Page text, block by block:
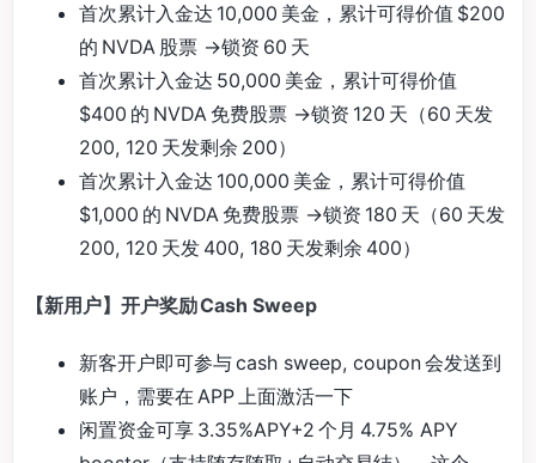
首次累计入金达 10,000 美金，累计可得价值 $200
的 NVDA 股票 ->锁资 60 天
首次累计入金达 50,000 美金，累计可得价值
$400 的 NVDA 免费股票 ->锁资 120 天（60 天发
200, 120 天发剩余 200）
首次累计入金达 100,000 美金，累计可得价值
$1,000 的 NVDA 免费股票 ->锁资 180 天（60 天发
200, 120 天发 400, 180 天发剩余 400）
【新用户】开户奖励 Cash Sweep
新客开户即可参与 cash sweep, coupon 会发送到
账户，需要在 APP 上面激活一下
闲置资金可享 3.35%APY+2 个月 4.75% APY